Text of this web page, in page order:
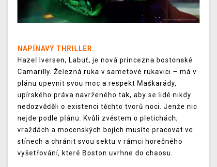
NAPÍNAVÝ THRILLER
Hazel Iversen, Labuť, je nová princezna bostonské
Camarilly. Železná ruka v sametové rukavici – má v
plánu upevnit svou moc a respekt Maškarády,
upírského práva navrženého tak, aby se lidé nikdy
nedozvěděli o existenci těchto tvorů noci. Jenže nic
nejde podle plánu. Kvůli zvěstem o pletichách,
vraždách a mocenských bojích musíte pracovat ve
stínech a chránit svou sektu v rámci horečného
vyšetřování, které Boston uvrhne do chaosu.